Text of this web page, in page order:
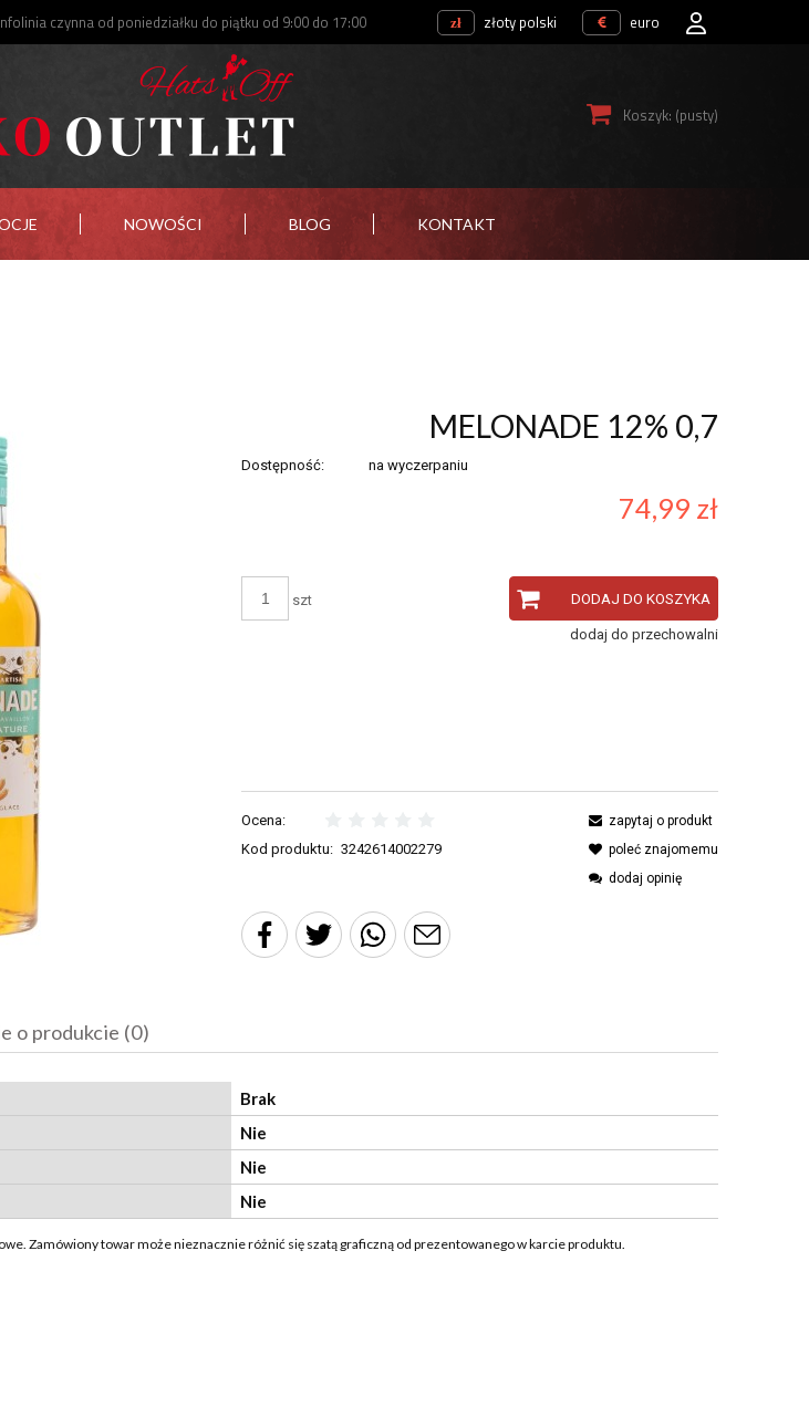
czynna od poniedziałku do piątku od 9:00 do 17:00 złoty polski euro
Koszyk: (pusty)
NOWOŚCI BLOG KONTAKT
MELONADE 12% 0,7
Dostępność: na wyczerpaniu
74,99 zł
szt DODAJ DO KOSZYKA
dodaj do przechowalni
Ocena:
Kod produktu: 3242614002279
zapytaj o produkt
poleć znajomemu
dodaj opinię
o produkcie (0)
Brak
Nie
Nie
Nie
Zamówiony towar może nieznacznie różnić się szatą graficzną od prezentowanego w karcie produktu.